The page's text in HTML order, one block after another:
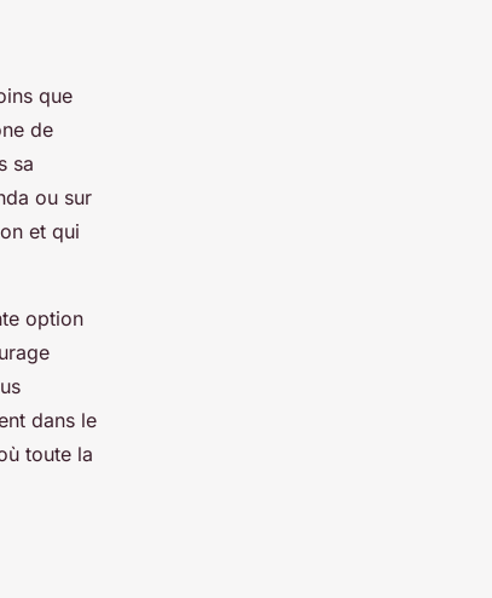
que
de
sa
ou sur
et qui
option
dans le
toute la